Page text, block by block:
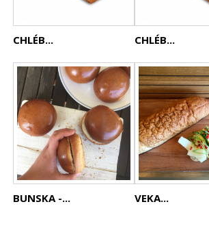
CHLÉB... CHLÉB...
BUNSKA -... VEKA...